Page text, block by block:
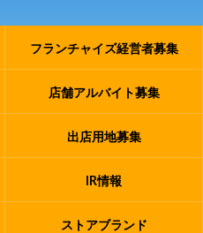
フランチャイズ経営者募集
店舗アルバイト募集
出店用地募集
IR情報
ストアブランド